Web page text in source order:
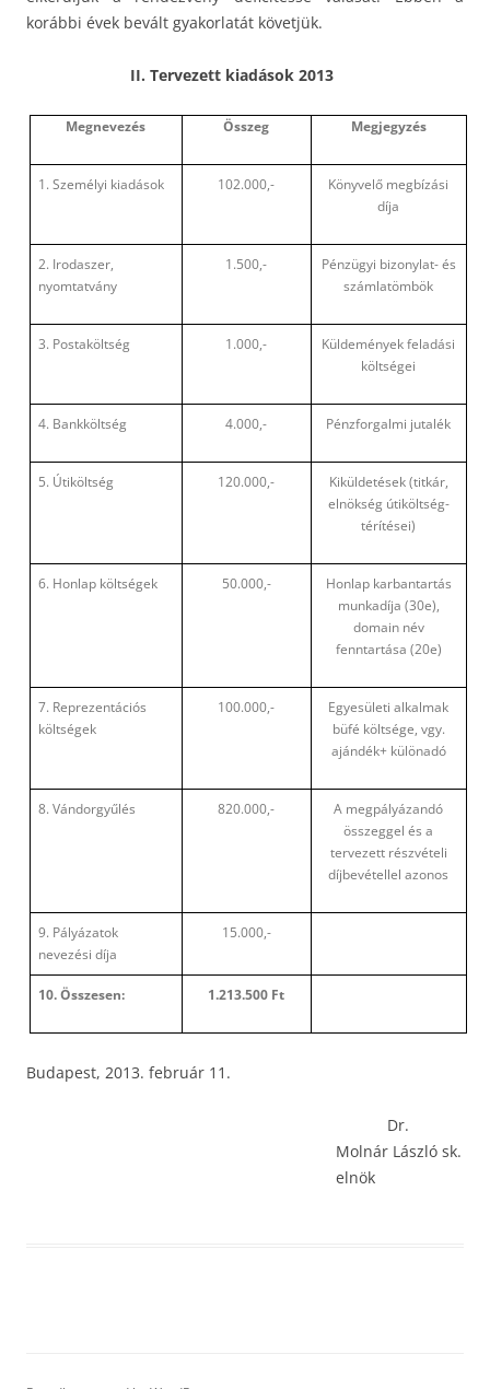
korábbi évek bevált gyakorlatát követjük.
II.Tervezett kiadások 2013
Megnevezés Összeg Megjegyzés
1. Személyi kiadások 102.000,-
Könyvelő megbízási
díja
2. Irodaszer,
nyomtatvány
1.500,-
Pénzügyi bizonylat- és
számlatömbök
3. Postaköltség 1.000,-
Küldemények feladási
költségei
4. Bankköltség 4.000,- Pénzforgalmi jutalék
5. Útiköltség 120.000,-
Kiküldetések (titkár,
elnökség útiköltség-
térítései)
6. Honlap költségek 50.000,-
Honlap karbantartás
munkadíja (30e),
domain név
fenntartása (20e)
7. Reprezentációs
költségek
100.000,-
Egyesületi alkalmak
büfé költsége, vgy.
ajándék+ különadó
8. Vándorgyűlés 820.000,-
A megpályázandó
összeggel és a
tervezett részvételi
díjbevétellel azonos
9. Pályázatok
nevezési díja
15.000,-
10. Összesen: 1.213.500 Ft
Budapest, 2013. február 11.
Dr.
Molnár László sk.
elnök